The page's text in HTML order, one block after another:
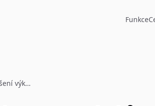
Funkce
Obchodní žebříček: 5 modelů pro zvýšení výkonu